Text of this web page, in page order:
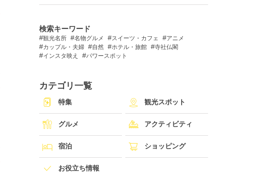
検索キーワード
観光名所 名物グルメ スイーツ・カフェ
アニメ
カップル・夫婦
自然 ホテル・旅館
寺社仏閣
インスタ映え
パワースポット
カテゴリ一覧
特集 観光スポット
グルメ アクティビティ
宿泊 ショッピング
お役立ち情報